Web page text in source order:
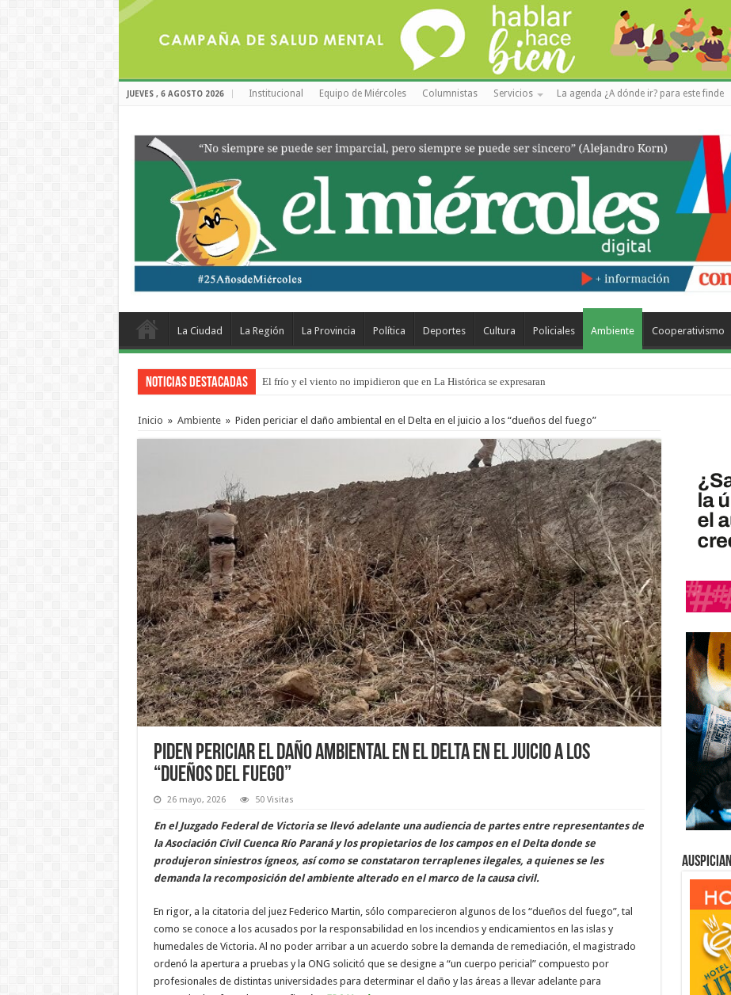
JUEVES , 6 AGOSTO 2026 Institucional Equipo de Miércoles Columnistas Servicios La agenda ¿A dónde ir? para este finde
La Ciudad La Región La Provincia Política Deportes Cultura Policiales Ambiente Cooperativismo
Noticias Destacadas El frío y el viento no impidieron que en La Histórica se expresaran
Inicio » Ambiente » Piden periciar el daño ambiental en el Delta en el juicio a los “dueños del fuego”
Piden periciar el daño ambiental en el Delta en el juicio a los
“dueños del fuego”
26 mayo, 2026 50 Visitas
En el Juzgado Federal de Victoria se llevó adelante una audiencia de partes entre representantes de
la Asociación Civil Cuenca Río Paraná y los propietarios de los campos en el Delta donde se
produjeron siniestros ígneos, así como se constataron terraplenes ilegales, a quienes se les
demanda la recomposición del ambiente alterado en el marco de la causa civil.
En rigor, a la citatoria del juez Federico Martin, sólo comparecieron algunos de los “dueños del fuego”, tal
como se conoce a los acusados por la responsabilidad en los incendios y endicamientos en las islas y
humedales de Victoria. Al no poder arribar a un acuerdo sobre la demanda de remediación, el magistrado
ordenó la apertura a pruebas y la ONG solicitó que se designe a “un cuerpo pericial” compuesto por
profesionales de distintas universidades para determinar el daño y las áreas a llevar adelante para
Auspician